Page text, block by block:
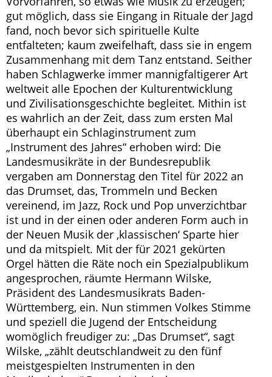
gut möglich, dass sie Eingang in Rituale der Jagd
fand, noch bevor sich spirituelle Kulte
entfalteten; kaum zweifelhaft, dass sie in engem
Zusammenhang mit dem Tanz entstand. Seither
haben Schlagwerke immer mannigfaltigerer Art
weltweit alle Epochen der Kulturentwicklung
und Zivilisationsgeschichte begleitet. Mithin ist
es wahrlich an der Zeit, dass zum ersten Mal
überhaupt ein Schlaginstrument zum
„Instrument des Jahres“ erhoben wird: Die
Landesmusikräte in der Bundesrepublik
vergaben am Donnerstag den Titel für 2022 an
das Drumset, das, Trommeln und Becken
vereinend, im Jazz, Rock und Pop unverzichtbar
ist und in der einen oder anderen Form auch in
der Neuen Musik der ‚klassischen‘ Sparte hier
und da mitspielt. Mit der für 2021 gekürten
Orgel hätten die Räte noch ein Spezialpublikum
angesprochen, räumte Hermann Wilske,
Präsident des Landesmusikrats Baden-
Württemberg, ein. Nun stimmen Volkes Stimme
und speziell die Jugend der Entscheidung
womöglich freudiger zu: „Das Drumset“, sagt
Wilske, „zählt deutschlandweit zu den fünf
meistgespielten Instrumenten in den